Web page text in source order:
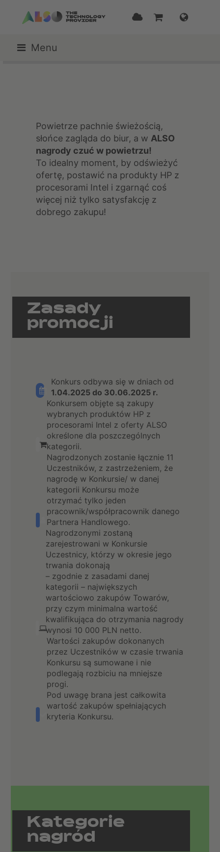
Menu
Powietrze pachnie świeżością,
słońce zagląda do biur, a w ALSO
nagrody czuć w powietrzu!
To idealny moment, by odświeżyć
ofertę, postawić na produkty HP z
procesorami Intel i zgarnąć coś
więcej niż tylko satysfakcję z
dobrego zakupu!
Zasady
promocji
Konkurs odbywa się w dniach od
1.04.2025 do 30.06.2025 r.
Konkursem objęte są zakupy
wybranych produktów HP z
procesorami Intel z oferty ALSO
określone dla poszczególnych
kategorii.
Nagrodzonych zostanie łącznie 11
Uczestników, z zastrzeżeniem, że
nagrodę w Konkursie/ w danej
kategorii Konkursu może
otrzymać tylko jeden
pracownik/współpracownik danego
Partnera Handlowego.
Nagrodzonymi zostaną
zarejestrowani w Konkursie
Uczestnicy, którzy w okresie jego
trwania dokonają
– zgodnie z zasadami danej
kategorii – największych
wartościowo zakupów Towarów,
przy czym minimalna wartość
kwalifikująca do otrzymania nagrody
wynosi 10 000 PLN netto.
Wartości zakupów dokonanych
przez Uczestników w czasie trwania
Konkursu są sumowane i nie
podlegają rozbiciu na mniejsze
progi.
Pod uwagę brana jest całkowita
wartość zakupów spełniających
kryteria Konkursu.
Kategorie
nagród